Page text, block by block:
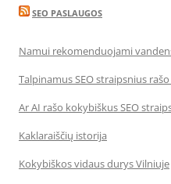
SEO PASLAUGOS
Namui rekomenduojami
Talpinamus SEO straipsnius
Ar AI rašo kokybiškus SEO
Kaklaraiščių istorija
Kokybiškos vidaus durys Vilniuje